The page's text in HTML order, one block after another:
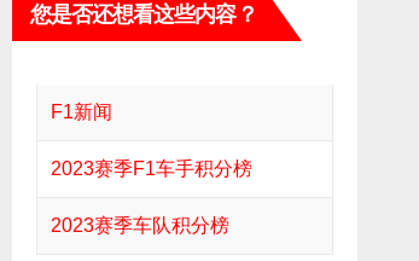
您是否还想看这些内容？
F1新闻
2023赛季F1车手积分榜
2023赛季车队积分榜